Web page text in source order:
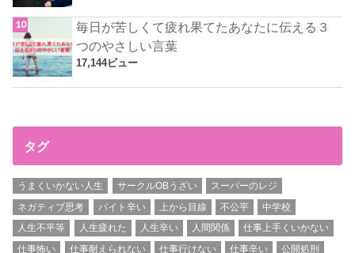
毎日が苦しくて疲れ果てたあなたに伝える３
つのやさしい言葉
17,144ビュー
タグ
うまくいかない人生 サークルOBうざい
スーパーのレジ
ネガティブ思考
バイト辛い 上から目線 不公平
中学校
人生不平等
人生疲れた 人生辛い 人間関係
仕事上手くいかない
仕事怖い
仕事耐えられない 仕事行けない 仕事辛い 公開処刑